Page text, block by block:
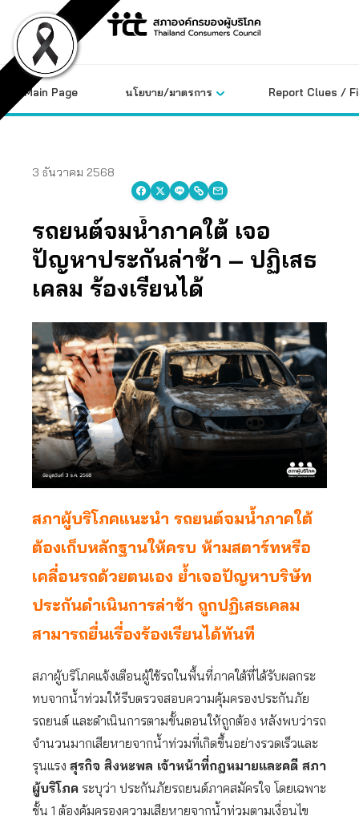
content
Main Page นโยบาย/มาตรการ Report Clues /
3 ธันวาคม 2568
รถยนต์จมน้ำภาคใต้ เจอ
ปัญหาประกันล่าช้า – ปฏิเสธ
เคลม ร้องเรียนได้
สภาผู้บริโภคแนะนำ รถยนต์จมน้ำภาคใต้
ต้องเก็บหลักฐานให้ครบ ห้ามสตาร์ทหรือ
เคลื่อนรถด้วยตนเอง ย้ำเจอปัญหาบริษัท
ประกันดำเนินการล่าช้า ถูกปฏิเสธเคลม
สามารถยื่นเรื่องร้องเรียนได้ทันที
สภาผู้บริโภคแจ้งเตือนผู้ใช้รถในพื้นที่ภาคใต้ที่ได้รับผลกระ
ทบจากน้ำท่วมให้รีบตรวจสอบความคุ้มครองประกันภัย
รถยนต์ และดำเนินการตามขั้นตอนให้ถูกต้อง หลังพบว่ารถ
จำนวนมากเสียหายจากน้ำท่วมที่เกิดขึ้นอย่างรวดเร็วและ
รุนแรง สุรกิจ สิงหะพล เจ้าหน้าที่กฎหมายและคดี สภา
ผู้บริโภค ระบุว่า ประกันภัยรถยนต์ภาคสมัครใจ โดยเฉพาะ
ชั้น 1 ต้องคุ้มครองความเสียหายจากน้ำท่วมตามเงื่อนไข